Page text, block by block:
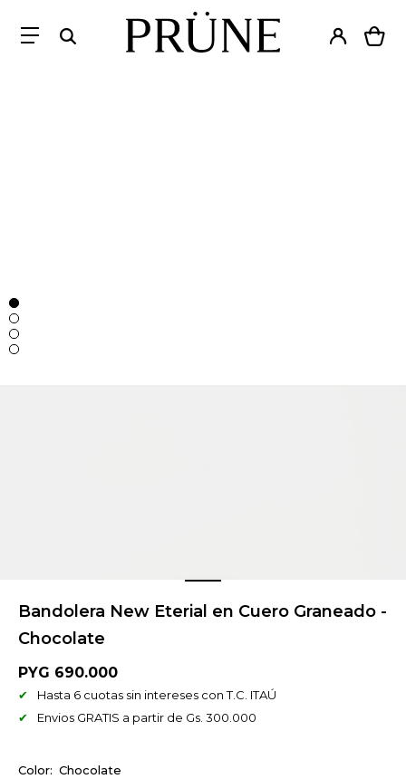
Bandolera New Eterial en Cuero Graneado -
Chocolate
PYG 690.000
Hasta 6 cuotas sin intereses con T.C. ITAÚ
Envios GRATIS a partir de Gs. 300.000
Chocolate